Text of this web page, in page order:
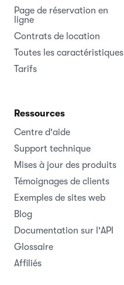
Page de réservation en
ligne
Contrats de location
Toutes les caractéristiques
Tarifs
Ressources
Centre d'aide
Support technique
Mises à jour des produits
Témoignages de clients
Exemples de sites web
Blog
Documentation sur l'API
Glossaire
Affiliés